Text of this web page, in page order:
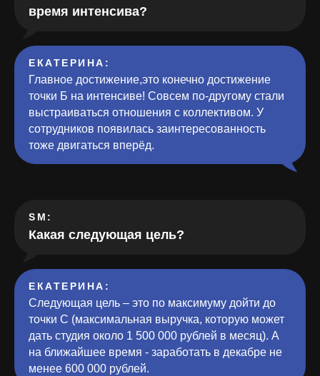
время интенсива?
ЕКАТЕРИНА :
Главное достижение,это конечно достижение
точки Б на интенсиве! Совсем по-другому стали
выстраиваться отношения с коллективом. У
сотрудников появилась заинтересованность
тоже двигаться вперёд.
SM:
Какая следующая цель?
ЕКАТЕРИНА :
Следующая цель – это по максимуму дойти до
точки C (максимальная выручка, которую может
дать студия около 1 500 000 рублей в месяц). А
на ближайшее время - заработать в декабре не
менее 600 000 рублей.